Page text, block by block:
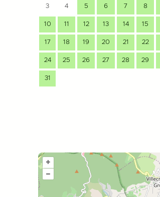
3 4 5 6 7 8
10 11 12 13 14 15
17 18 19 20 21 22
24 25 26 27 28 29
31
+
–